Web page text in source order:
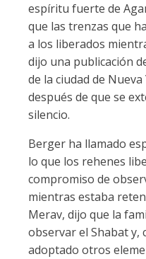
espíritu fuerte de
que las trenzas que
a los liberados
dijo una publicación
de la ciudad de
después de que se
silencio.
Berger ha llamado
lo que los rehenes
compromiso de
mientras estaba
Merav, dijo que la
observar el Shabat y,
adoptado otros